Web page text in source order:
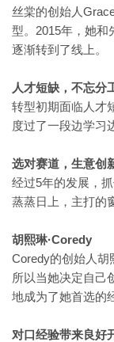
丝棠的创始人
型。2015年，她和
逐渐转到了线上。
人才短缺，不忘分
转型初期面临人才
度过了一段边学习
选对赛道，生意创
经过5年的发展，
蒸蒸日上，主打的
胡熙琳·Coredy
Coredy的创始人胡
所以当她决定自己
地成为了她首选的
对口经验带来良好